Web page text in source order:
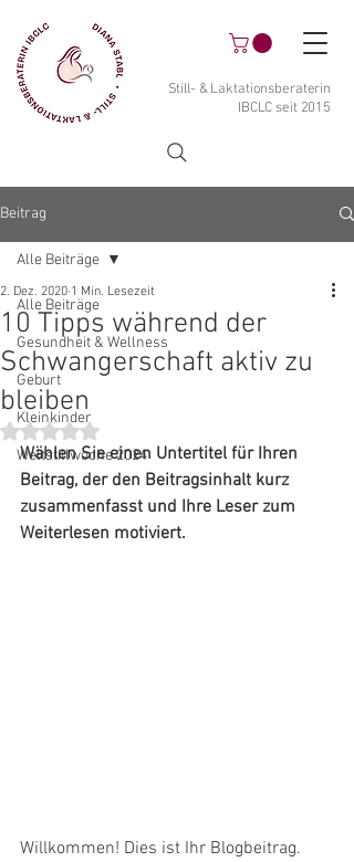
Still- & Laktationsberaterin
IBCLC seit 2015
Beitrag
Alle Beiträge
Gesundheit & Wellness
Geburt
Kleinkinder
Weltstillwoche 2024
Alle Beiträge
10 Tipps während der
Schwangerschaft aktiv zu
bleiben
2. Dez. 2020 1 Min. Lesezeit
Mit NaN von 5 Sternen bewertet.
Wählen Sie einen Untertitel für Ihren
Beitrag, der den Beitragsinhalt kurz
zusammenfasst und Ihre Leser zum
Weiterlesen motiviert.
Willkommen! Dies ist Ihr Blogbeitrag.